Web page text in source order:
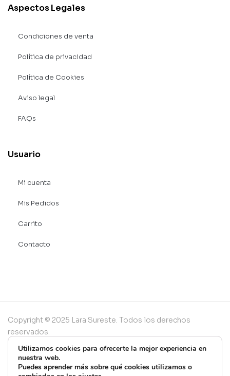
Aspectos Legales
Condiciones de venta
Política de privacidad
Política de Cookies
Aviso legal
FAQs
Usuario
Mi cuenta
Mis Pedidos
Carrito
Contacto
Copyright © 2025 Lara Sureste. Todos los derechos
reservados.
Utilizamos cookies para ofrecerte la mejor experiencia en
nuestra web.
Puedes aprender más sobre qué cookies utilizamos o